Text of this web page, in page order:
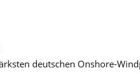
deutschen Onshore-